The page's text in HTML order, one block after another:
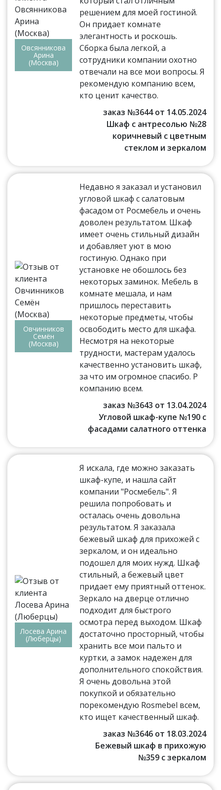
Овсянникова
Арина
(Москва)
решением для моей гостиной.
Он придает комнате
элегантность и роскошь.
Сборка была легкой, а
сотрудники компании охотно
отвечали на все мои вопросы. Я
рекомендую компанию всем,
кто ценит качество.
заказ №3644 от 14.05.2024
Шкаф с антресолью №28
коричневый с цветным
стеклом и зеркалом
Овчинников
Семён
(Москва)
Недавно я заказал и установил
угловой шкаф с салатовым
фасадом от Росмебель и очень
доволен результатом. Шкаф
имеет очень стильный дизайн
и добавляет уют в мою
гостиную. Однако при
установке не обошлось без
некоторых заминок. Мебель в
комнате мешала, и нам
пришлось переставить
некоторые предметы, чтобы
освободить место для шкафа.
Несмотря на некоторые
трудности, мастерам удалось
качественно установить шкаф,
за что им огромное спасибо. Р
компанию всем.
заказ №3643 от 13.04.2024
Угловой шкаф-купе №190 с
фасадами салатного оттенка
Лосева Арина
(Люберцы)
Я искала, где можно заказать
шкаф-купе, и нашла сайт
компании "Росмебель". Я
решила попробовать и
осталась очень довольна
результатом. Я заказала
бежевый шкаф для прихожей с
зеркалом, и он идеально
подошел для моих нужд. Шкаф
стильный, а бежевый цвет
придает ему приятный оттенок.
Зеркало на дверце отлично
подходит для быстрого
осмотра перед выходом. Шкаф
достаточно просторный, чтобы
хранить все мои пальто и
куртки, а замок надежен для
дополнительного спокойствия.
Я очень довольна этой
покупкой и обязательно
порекомендую Rosmebel всем,
кто ищет качественный шкаф.
заказ №3646 от 18.03.2024
Бежевый шкаф в прихожую
№359 с зеркалом